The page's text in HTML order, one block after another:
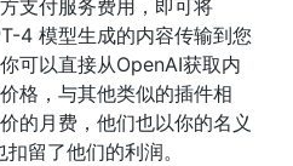
支付服务费用，即可将
4 模型生成的内容传输到您
可以直接从OpenAI获取内
格，与其他类似的插件相
的月费，他们也以你的名义
留了他们的利润。